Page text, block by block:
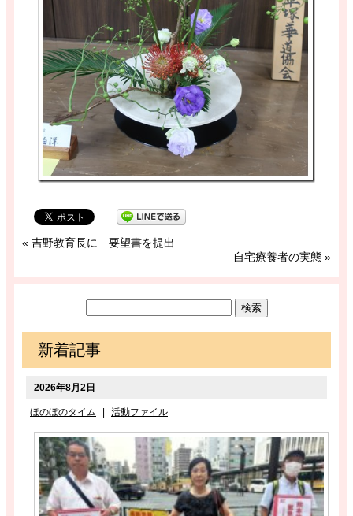
« 吉野教育長に 要望書を提出
自宅療養者の実態 »
新着記事
2026年8月2日
ほのぼのタイム 活動ファイル